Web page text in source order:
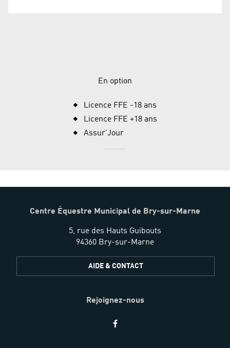
En option
Licence FFE -18 ans
Licence FFE +18 ans
Assur'Jour
Centre Équestre Municipal de Bry-sur-Marne
5, rue des Hauts Guibouts
94360 Bry-sur-Marne
AIDE & CONTACT
Rejoignez-nous